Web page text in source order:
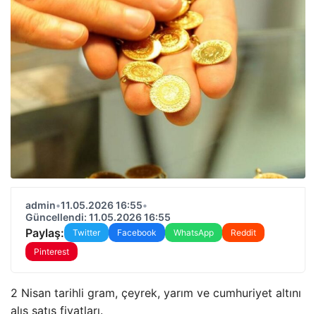
admin•11.05.2026 16:55•
Güncellendi: 11.05.2026 16:55
Paylaş: Twitter Facebook WhatsApp
Reddit
Pinterest
2 Nisan tarihli gram, çeyrek, yarım ve cumhuriyet altını
alış satış fiyatları.